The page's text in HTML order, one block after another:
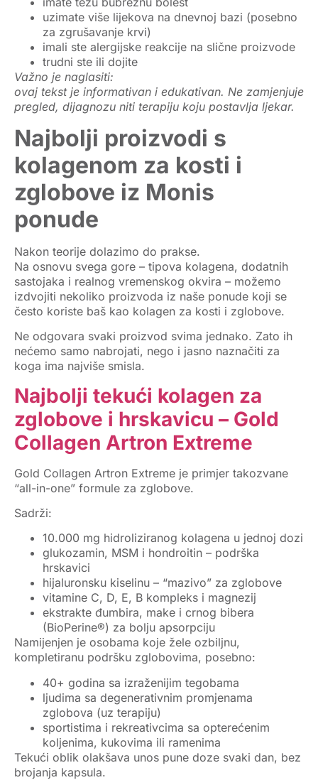
uzimate više lijekova na dnevnoj bazi (posebno
za zgrušavanje krvi)
imali ste alergijske reakcije na slične proizvode
trudni ste ili dojite
Važno je naglasiti:
ovaj tekst je informativan i edukativan. Ne zamjenjuje
pregled, dijagnozu niti terapiju koju postavlja ljekar.
Najbolji proizvodi s
kolagenom za kosti i
zglobove iz Monis
ponude
Nakon teorije dolazimo do prakse.
Na osnovu svega gore – tipova kolagena, dodatnih
sastojaka i realnog vremenskog okvira – možemo
izdvojiti nekoliko proizvoda iz naše ponude koji se
često koriste baš kao kolagen za kosti i zglobove.
Ne odgovara svaki proizvod svima jednako. Zato ih
nećemo samo nabrojati, nego i jasno naznačiti za
koga ima najviše smisla.
Najbolji tekući kolagen za
zglobove i hrskavicu – Gold
Collagen Artron Extreme
Gold Collagen Artron Extreme je primjer takozvane
“all-in-one” formule za zglobove.
Sadrži:
10.000 mg hidroliziranog kolagena u jednoj dozi
glukozamin, MSM i hondroitin – podrška
hrskavici
hijaluronsku kiselinu – “mazivo” za zglobove
vitamine C, D, E, B kompleks i magnezij
ekstrakte đumbira, make i crnog bibera
(BioPerine®) za bolju apsorpciju
Namijenjen je osobama koje žele ozbiljnu,
kompletiranu podršku zglobovima, posebno:
40+ godina sa izraženijim tegobama
ljudima sa degenerativnim promjenama
zglobova (uz terapiju)
sportistima i rekreativcima sa opterećenim
koljenima, kukovima ili ramenima
Tekući oblik olakšava unos pune doze svaki dan, bez
brojanja kapsula.